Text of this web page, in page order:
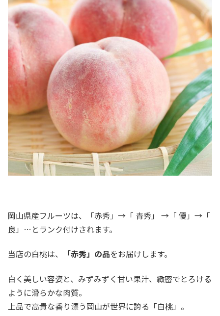
岡山県産フルーツは、「赤秀」→「 青秀」 →「 優」→「
良」…とランク付けされます。
当店の白桃は、 「赤秀」の品をお届けします。
白く美しい容姿と、みずみずく甘い果汁、緻密でとろける
ように滑らかな肉質。
上品で高貴な香り漂う岡山が世界に誇る「白桃」。